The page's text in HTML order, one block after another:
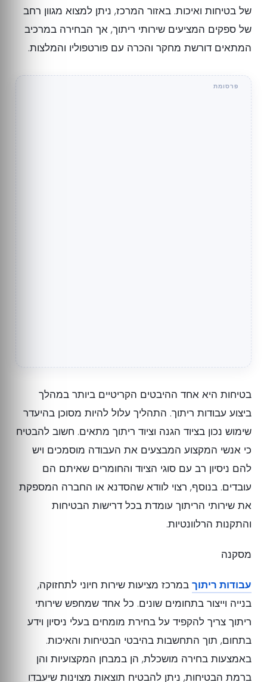
של בטיחות ואיכות. באזור המרכז, ניתן למצוא מגוון רחב
של ספקים המציעים שירותי ריתוך, אך הבחירה במרכיב
המתאים דורשת מחקר והכרה עם פורטפוליו והמלצות.
בטיחות היא אחד ההיבטים הקריטיים ביותר במהלך
ביצוע עבודות ריתוך. התהליך עלול להיות מסוכן בהיעדר
שימוש נכון בציוד הגנה וציוד ריתוך מתאים. חשוב להבטיח
כי אנשי המקצוע המבצעים את העבודה מוסמכים ויש
להם ניסיון רב עם סוגי הציוד והחומרים שאיתם הם
עובדים. בנוסף, רצוי לוודא שהסדנא או החברה המספקת
את שירותי הריתוך עומדת בכל דרישות הבטיחות
והתקנות הרלוונטיות.
מסקנה
עבודות ריתוך במרכז מציעות שירות חיוני לתחזוקה,
בנייה וייצור בתחומים שונים. כל אחד שמחפש שירותי
ריתוך צריך להקפיד על בחירת מומחים בעלי ניסיון וידע
בתחום, תוך התחשבות בהיבטי הבטיחות והאיכות.
באמצעות בחירה מושכלת, הן במבחן המקצועיות והן
ברמת הבטיחות, ניתן להבטיח תוצאות מצוינות שיעבדו